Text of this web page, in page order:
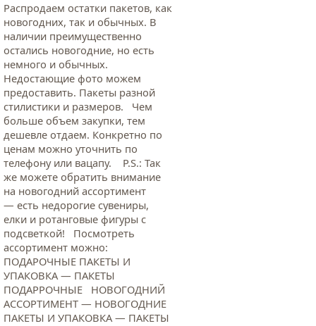
Распродаем остатки пакетов, как
новогодних, так и обычных. В
наличии преимущественно
остались новогодние, но есть
немного и обычных.
Недостающие фото можем
предоставить. Пакеты разной
стилистики и размеров. Чем
больше объем закупки, тем
дешевле отдаем. Конкретно по
ценам можно уточнить по
телефону или вацапу. Р.S.: Так
же можете обратить внимание
на новогодний ассортимент
— есть недорогие сувениры,
елки и ротанговые фигуры с
подсветкой! Посмотреть
ассортимент можно:
ПОДАРОЧНЫЕ ПАКЕТЫ И
УПАКОВКА — ПАКЕТЫ
ПОДАРРОЧНЫЕ НОВОГОДНИЙ
АССОРТИМЕНТ — НОВОГОДНИЕ
ПАКЕТЫ И УПАКОВКА — ПАКЕТЫ